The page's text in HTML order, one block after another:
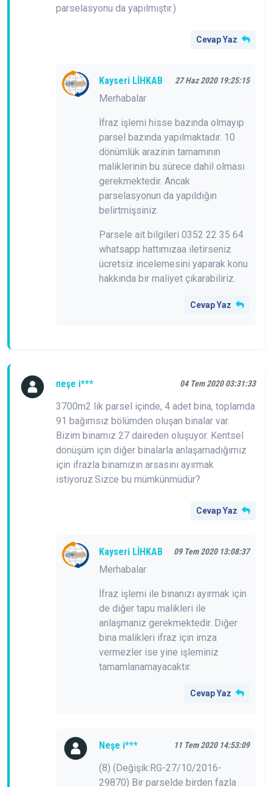
parselasyonu da yapılmıştır.)
Cevap Yaz
Kayseri LİHKAB 27 Haz 2020 19:25:15
Merhabalar
İfraz işlemi hisse bazında olmayıp
parsel bazında yapılmaktadır. 10
dönümlük arazinin tamamının
maliklerinin bu sürece dahil olması
gerekmektedir. Ancak
parselasyonun da yapıldığın
belirtmişsiniz.
Parsele ait bilgileri 0352 22 35 64
whatsapp hattımızaa iletirseniz
ücretsiz incelemesini yaparak konu
hakkında bir maliyet çıkarabiliriz.
Cevap Yaz
neşe i*** 04 Tem 2020 03:31:33
3700m2 lik parsel içinde, 4 adet bina, toplamda
91 bağımsız bölümden oluşan binalar var.
Bizim binamız 27 daireden oluşuyor. Kentsel
dönüşüm için diğer binalarla anlaşamadığımız
için ifrazla binamızın arsasını ayırmak
istiyoruz.Sizce bu mümkünmüdür?
Cevap Yaz
Kayseri LİHKAB 09 Tem 2020 13:08:37
Merhabalar
İfraz işlemi ile binanızı ayırmak için
de diğer tapu malikleri ile
anlaşmanız gerekmektedir. Diğer
bina malikleri ifraz için imza
vermezler ise yine işleminiz
tamamlanamayacaktır.
Cevap Yaz
Neşe i*** 11 Tem 2020 14:53:09
(8) (Değişik:RG-27/10/2016-
29870) Bir parselde birden fazla